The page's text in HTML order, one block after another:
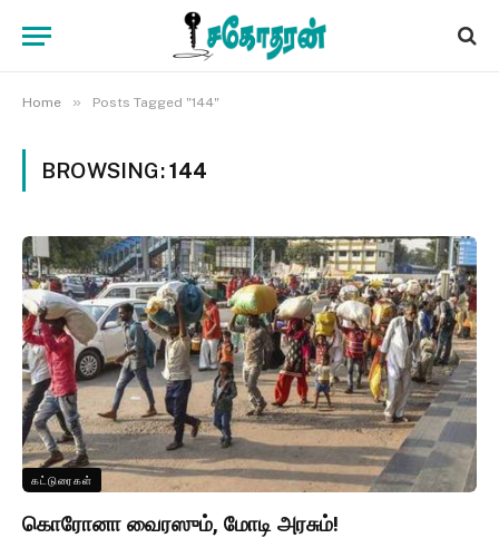
Home » Posts Tagged "144"
BROWSING:144
கட்டுரைகள்
கொரோனா வைரஸும், மோடி அரசும்!